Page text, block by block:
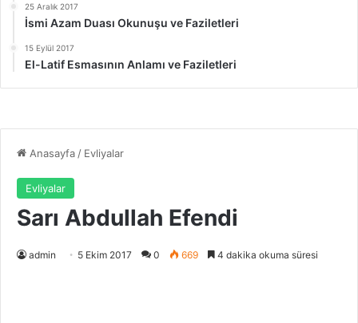
25 Aralık 2017
İsmi Azam Duası Okunuşu ve Faziletleri
15 Eylül 2017
El-Latif Esmasının Anlamı ve Faziletleri